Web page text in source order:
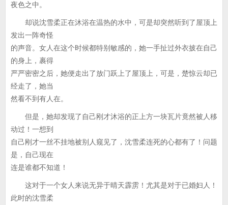
夜色之中。
却说沈雪柔正在沐浴在温热的水中，可是却突然听到了屋顶上
发出一阵奇怪
的声音。女人在这个时候都特别敏感的，她一手扯过外衣披在自己
的身上，裹得
严严密密之后，她便走出了放门跃上了屋顶上，可是，楚惊云却已
经走了，她当
然看不到有人在。
但是，她却发现了自己刚才沐浴的正上方一块瓦片竟然被人移
动过！一想到
自己刚才一丝不挂地被别人窥见了，沈雪柔连死的心都有了！问题
是，自己现在
连是谁都不知道！
这对于一个女人来说无异于晴天霹雳！尤其是对于已婚妇人！
此时的沈雪柔